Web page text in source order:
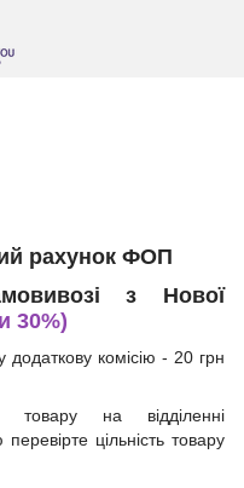
рахунок ФОП
з Нової
30%)
додаткову комісію - 20 грн
товару на відділенні
цільність товару